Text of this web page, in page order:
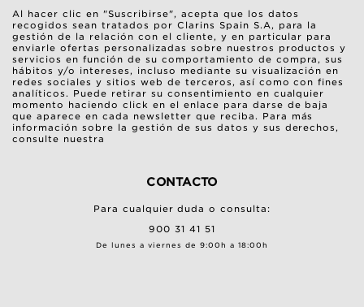
Al hacer clic en "Suscribirse", acepta que los datos
recogidos sean tratados por Clarins Spain S.A, para la
gestión de la relación con el cliente, y en particular para
enviarle ofertas personalizadas sobre nuestros productos y
servicios en función de su comportamiento de compra, sus
hábitos y/o intereses, incluso mediante su visualización en
redes sociales y sitios web de terceros, así como con fines
analíticos. Puede retirar su consentimiento en cualquier
momento haciendo click en el enlace para darse de baja
que aparece en cada newsletter que reciba. Para más
información sobre la gestión de sus datos y sus derechos,
consulte nuestra
CONTACTO
Para cualquier duda o consulta:
900 31 41 51
De lunes a viernes de 9:00h a 18:00h